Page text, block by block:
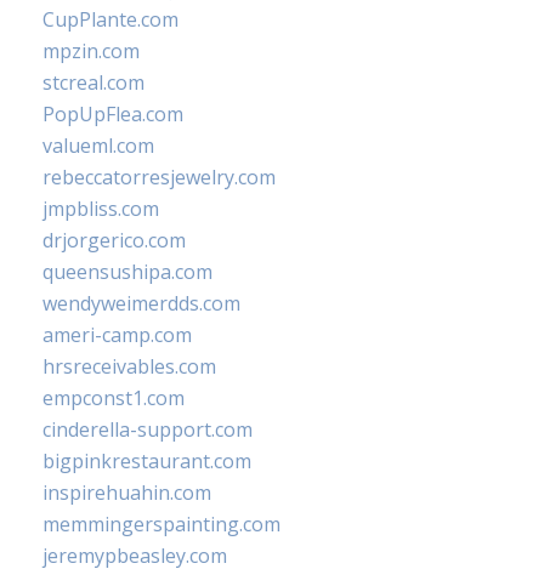
CupPlante.com
mpzin.com
stcreal.com
PopUpFlea.com
valueml.com
rebeccatorresjewelry.com
jmpbliss.com
drjorgerico.com
queensushipa.com
wendyweimerdds.com
ameri-camp.com
hrsreceivables.com
empconst1.com
cinderella-support.com
bigpinkrestaurant.com
inspirehuahin.com
memmingerspainting.com
jeremypbeasley.com